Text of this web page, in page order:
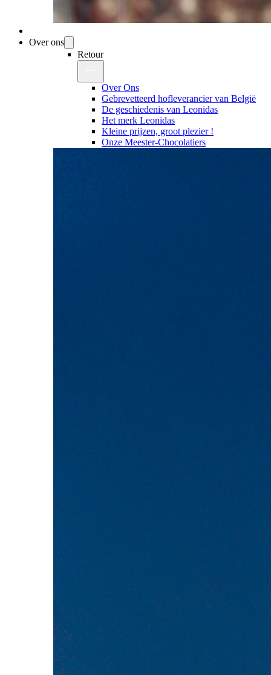
Over ons
Retour
Over Ons
Gebrevetteerd hofleverancier van België
De geschiedenis van Leonidas
Het merk Leonidas
Kleine prijzen, groot plezier !
Onze Meester-Chocolatiers